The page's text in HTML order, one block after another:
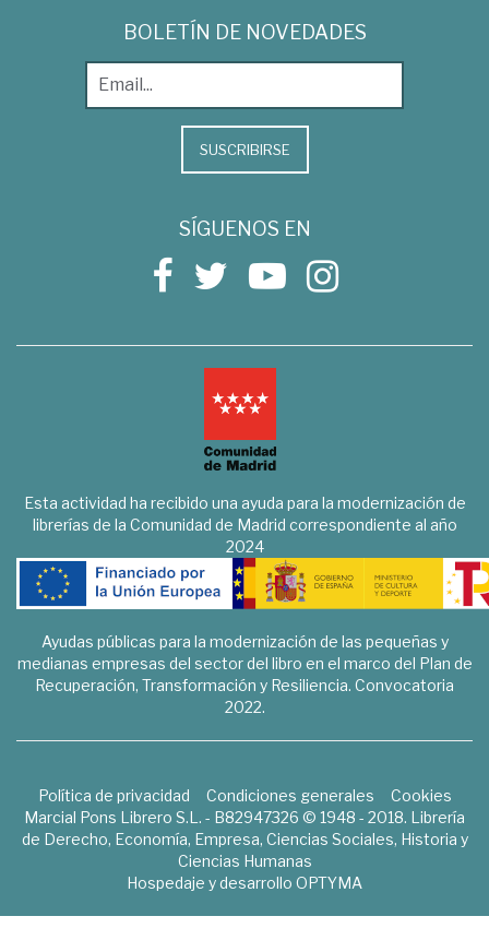
BOLETÍN DE NOVEDADES
SUSCRIBIRSE
SÍGUENOS EN
Esta actividad ha recibido una ayuda para la modernización de
librerías de la Comunidad de Madrid correspondiente al año
2024
Ayudas públicas para la modernización de las pequeñas y
medianas empresas del sector del libro en el marco del Plan de
Recuperación, Transformación y Resiliencia. Convocatoria
2022.
Política de privacidad Condiciones generales
Cookies
Marcial Pons Librero S.L. - B82947326 © 1948 - 2018. Librería
de Derecho, Economía, Empresa, Ciencias Sociales, Historia y
Ciencias Humanas
Hospedaje y desarrollo OPTYMA